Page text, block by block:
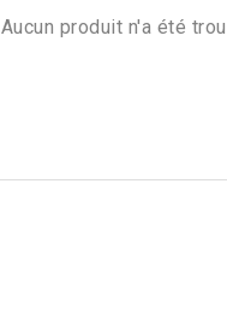
Aucun produit n'a été